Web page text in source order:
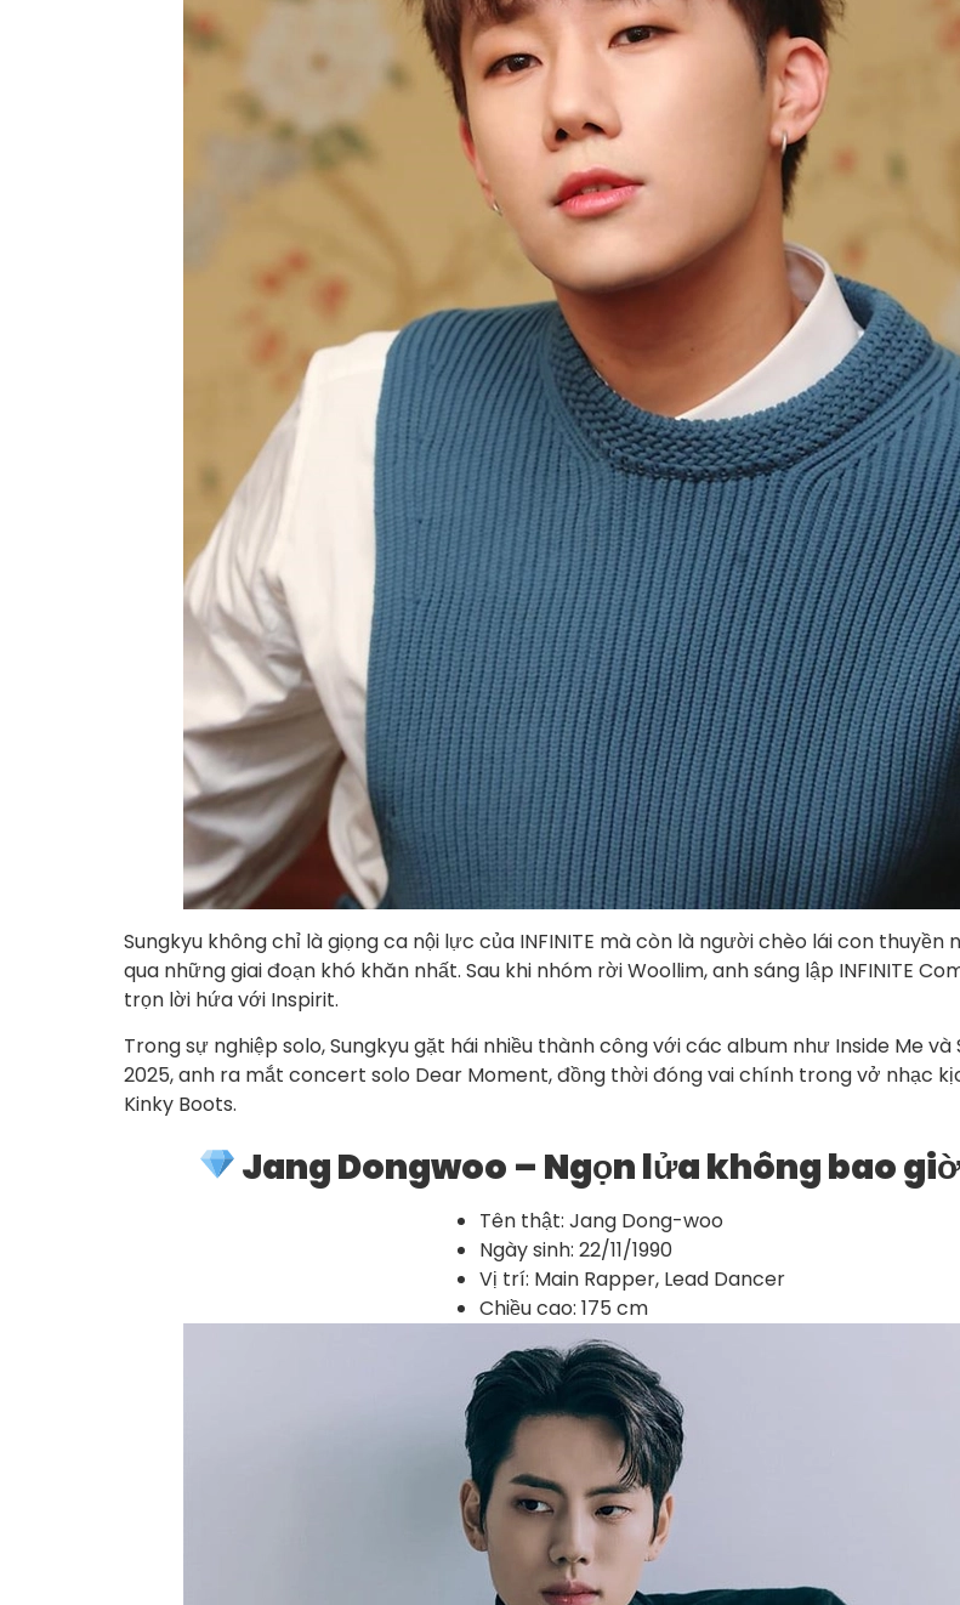
Sungkyu không chỉ là giọng ca nội lực của INFINITE mà còn là người chèo lái con thuyền
qua những giai đoạn khó khăn nhất. Sau khi nhóm rời Woollim, anh sáng lập INFINITE
trọn lời hứa với Inspirit.
Trong sự nghiệp solo, Sungkyu gặt hái nhiều thành công với các album như Inside Me và
2025, anh ra mắt concert solo Dear Moment, đồng thời đóng vai chính trong vở nhạc
Kinky Boots.
Jang Dongwoo – Ngọn lửa không bao
Tên thật: Jang Dong-woo
Ngày sinh: 22/11/1990
Vị trí: Main Rapper, Lead Dancer
Chiều cao: 175 cm